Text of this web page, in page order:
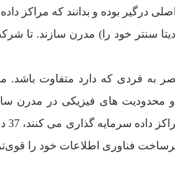
بوده و بدانند که مراکز
خود را) مدرن سازند. تا
فردی که دارد متفاوت باشد.
های فیزیکی در مدرن سازی